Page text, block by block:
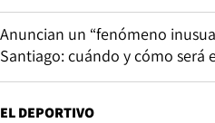
Anuncian un “fenómeno
Santiago: cuándo y cómo será
EL DEPORTIVO